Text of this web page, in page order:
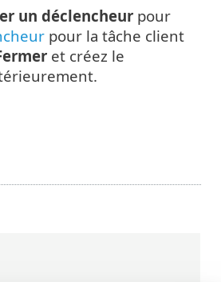
un déclencheur pour
pour la tâche client
et créez le